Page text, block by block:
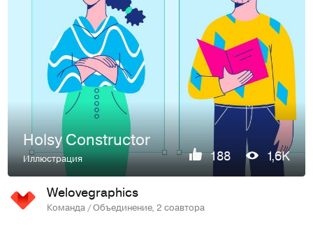
Holsy Constructor
Иллюстрация 188 1,6K
Welovegraphics
Команда / Объединение, 2 соавтора